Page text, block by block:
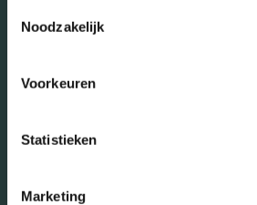
Noodzakelijk
Voorkeuren
Statistieken
Marketing
Gezinnen met kinderen
Zonder